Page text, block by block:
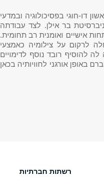
דו-חוגי בפסיכולוגיה ובמדעי
בר אילן. לצד עבודתה
אישיים ואומנית רב תחומית.
לרקום על צילומיה כאמצעי
להוסיף רובד נוסף לדימויים
אורגני לחוויותיה בכאן
רשתות חברתיות